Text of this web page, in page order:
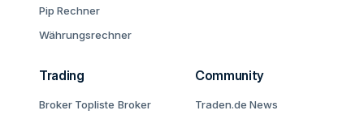
Pip Rechner
Währungsrechner
Trading
Broker Topliste Broker
Community
Traden.de News